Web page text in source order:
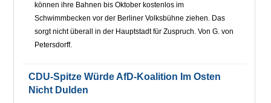
können ihre Bahnen bis Oktober kostenlos im
Schwimmbecken vor der Berliner Volksbühne ziehen. Das
sorgt nicht überall in der Hauptstadt für Zuspruch. Von G. von
Petersdorff.
CDU-Spitze Würde AfD-Koalition Im Osten
Nicht Dulden